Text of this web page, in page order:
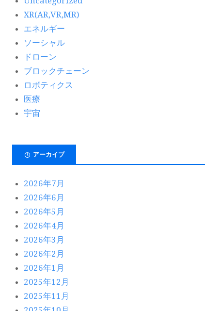
XR(AR,VR,MR)
エネルギー
ソーシャル
ドローン
ブロックチェーン
ロボティクス
医療
宇宙
アーカイブ
2026年7月
2026年6月
2026年5月
2026年4月
2026年3月
2026年2月
2026年1月
2025年12月
2025年11月